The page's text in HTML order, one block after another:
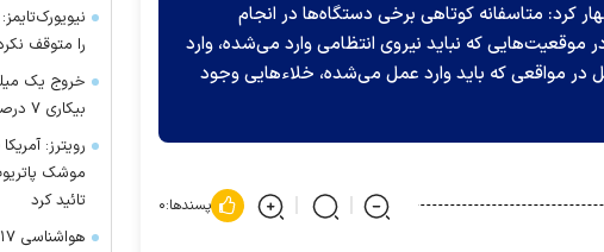
کرد: متاسفانه کوتاهی برخی دستگاه‌ها در انجام
که نباید نیروی انتظامی وارد می‌شده، وارد
در مواقعی که باید وارد عمل می‌شده، خلاءهایی وجود
پسندها:۰
را متوقف
خروج یک
بیکاری ۷ درصدی واقعی نیست
موشک
تائید کرد